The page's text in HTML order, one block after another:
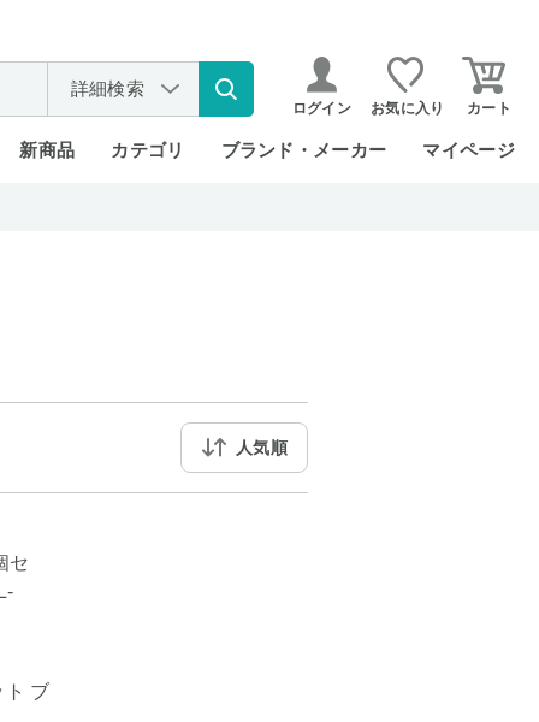
詳細検索
ログイン お気に入り カート
新商品 カテゴリ ブランド・メーカー マイページ
人気順
ト ブ